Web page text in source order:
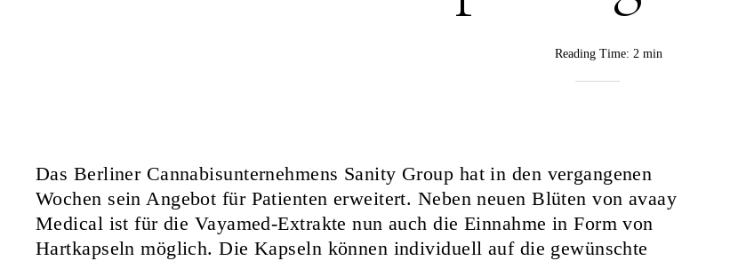
Reading Time: 2 min
Das Berliner Cannabisunternehmens Sanity Group hat in den vergangenen
Wochen sein Angebot für Patienten erweitert. Neben neuen Blüten von avaay
Medical ist für die Vayamed-Extrakte nun auch die Einnahme in Form von
Hartkapseln möglich. Die Kapseln können individuell auf die gewünschte